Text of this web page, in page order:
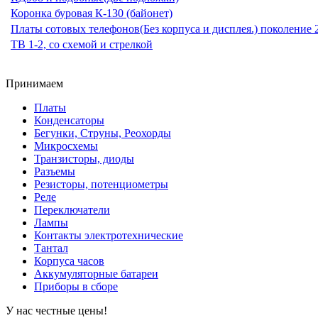
Коронка буровая К-130 (байонет)
Платы сотовых телефонов(Без корпуса и дисплея.)
ТВ 1-2, со схемой и стрелкой
Принимаем
Платы
Конденсаторы
Бегунки, Струны, Реохорды
Микросхемы
Транзисторы, диоды
Разъемы
Резисторы, потенциометры
Реле
Переключатели
Лампы
Контакты электротехнические
Тантал
Корпуса часов
Аккумуляторные батареи
Приборы в сборе
У нас честные цены!